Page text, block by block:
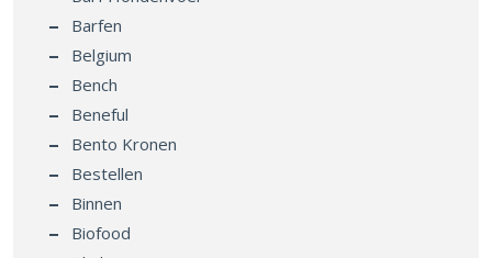
Belgium
Bench
Beneful
Bento Kronen
Bestellen
Binnen
Biofood
Blijdorp